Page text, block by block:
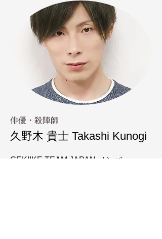
​俳優・殺陣師
​久野木 貴士 Takashi Kunogi
GEKIIKE TEAM JAPAN メンバー。